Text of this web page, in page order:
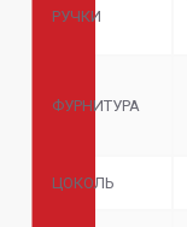
РУЧКИ
ФУРНИТУРА
ЦОКОЛЬ